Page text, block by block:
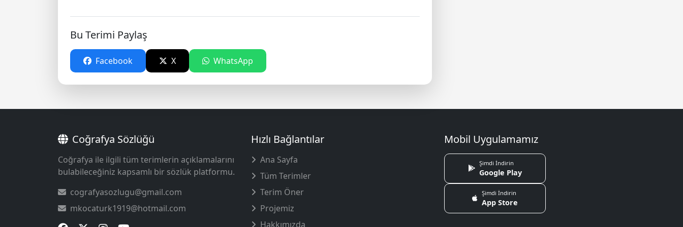
Bu Terimi Paylaş
Facebook X WhatsApp
Coğrafya Sözlüğü
Coğrafya ile ilgili tüm terimlerin açıklamalarını
bulabileceğiniz kapsamlı bir sözlük platformu.
cografyasozlugu@gmail.com
mkocaturk1919@hotmail.com
Hızlı Bağlantılar
Ana Sayfa
Tüm Terimler
Terim Öner
Projemiz
Hakkımızda
Mobil Uygulamamız
Şimdi İndirin
Google Play
Şimdi İndirin
App Store